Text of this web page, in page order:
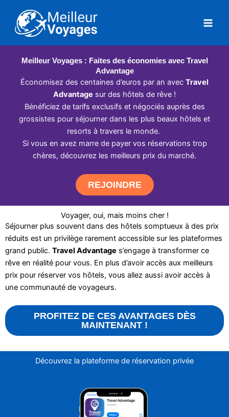
contenu
Meilleur Voyages : Faites des économies avec Travel
Advantage
Économisez des centaines d’euros par an avec Travel
Advantage sur des hôtels de rêve !
Bénéficiez de tarifs exclusifs et négociés auprès des
grossistes pour séjourner dans les plus beaux hôtels et
resorts à travers le monde.
Si vous en avez marre de payer vos réservations trop
chères, découvrez les meilleurs prix du marché.
REJOINDRE
Voyager, oui, mais moins cher !
Séjourner plus souvent dans des hôtels somptueux à des prix
réduits est un privilège rarement accessible sur les plateformes
grand public. Travel Advantage s’engage à transformer ce
rêve en réalité pour vous. En plus d’avoir accès aux meilleurs
prix pour réserver vos hôtels, vous allez aussi avoir accès à
une communauté de voyageurs.
PROFITEZ DE CES AVANTAGES DÈS
MAINTENANT !
Découvrez la plateforme de réservation privée